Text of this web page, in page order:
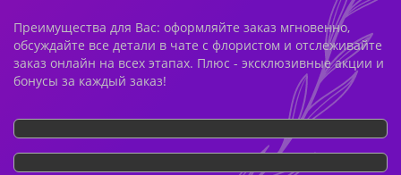
Преимущества для Вас: оформляйте заказ мгновенно,
обсуждайте все детали в чате с флористом и отслеживайте
заказ онлайн на всех этапах. Плюс - эксклюзивные акции и
бонусы за каждый заказ!